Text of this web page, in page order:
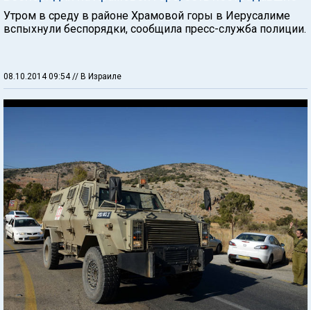
Утром в среду в районе Храмовой горы в Иерусалиме
вспыхнули беспорядки, сообщила пресс-служба полиции.
08.10.2014 09:54 // В Израиле